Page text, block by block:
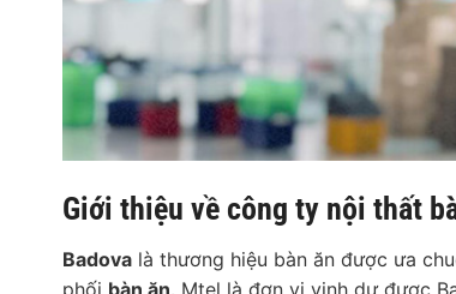
Giới thiệu về công ty nội thất
Badova là thương hiệu bàn ăn được ưa